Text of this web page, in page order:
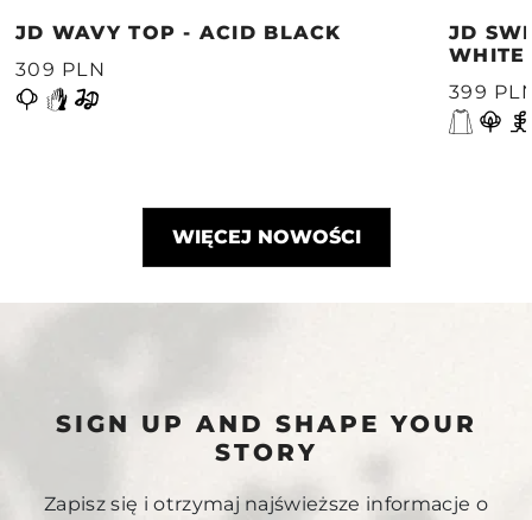
JD WAVY TOP - ACID BLACK
309 PLN
JD
WHITE
399
WIĘCEJ NOWOŚCI
SIGN UP AND SHAPE YOUR
STORY
Zapisz się i otrzymaj najświeższe informacje o